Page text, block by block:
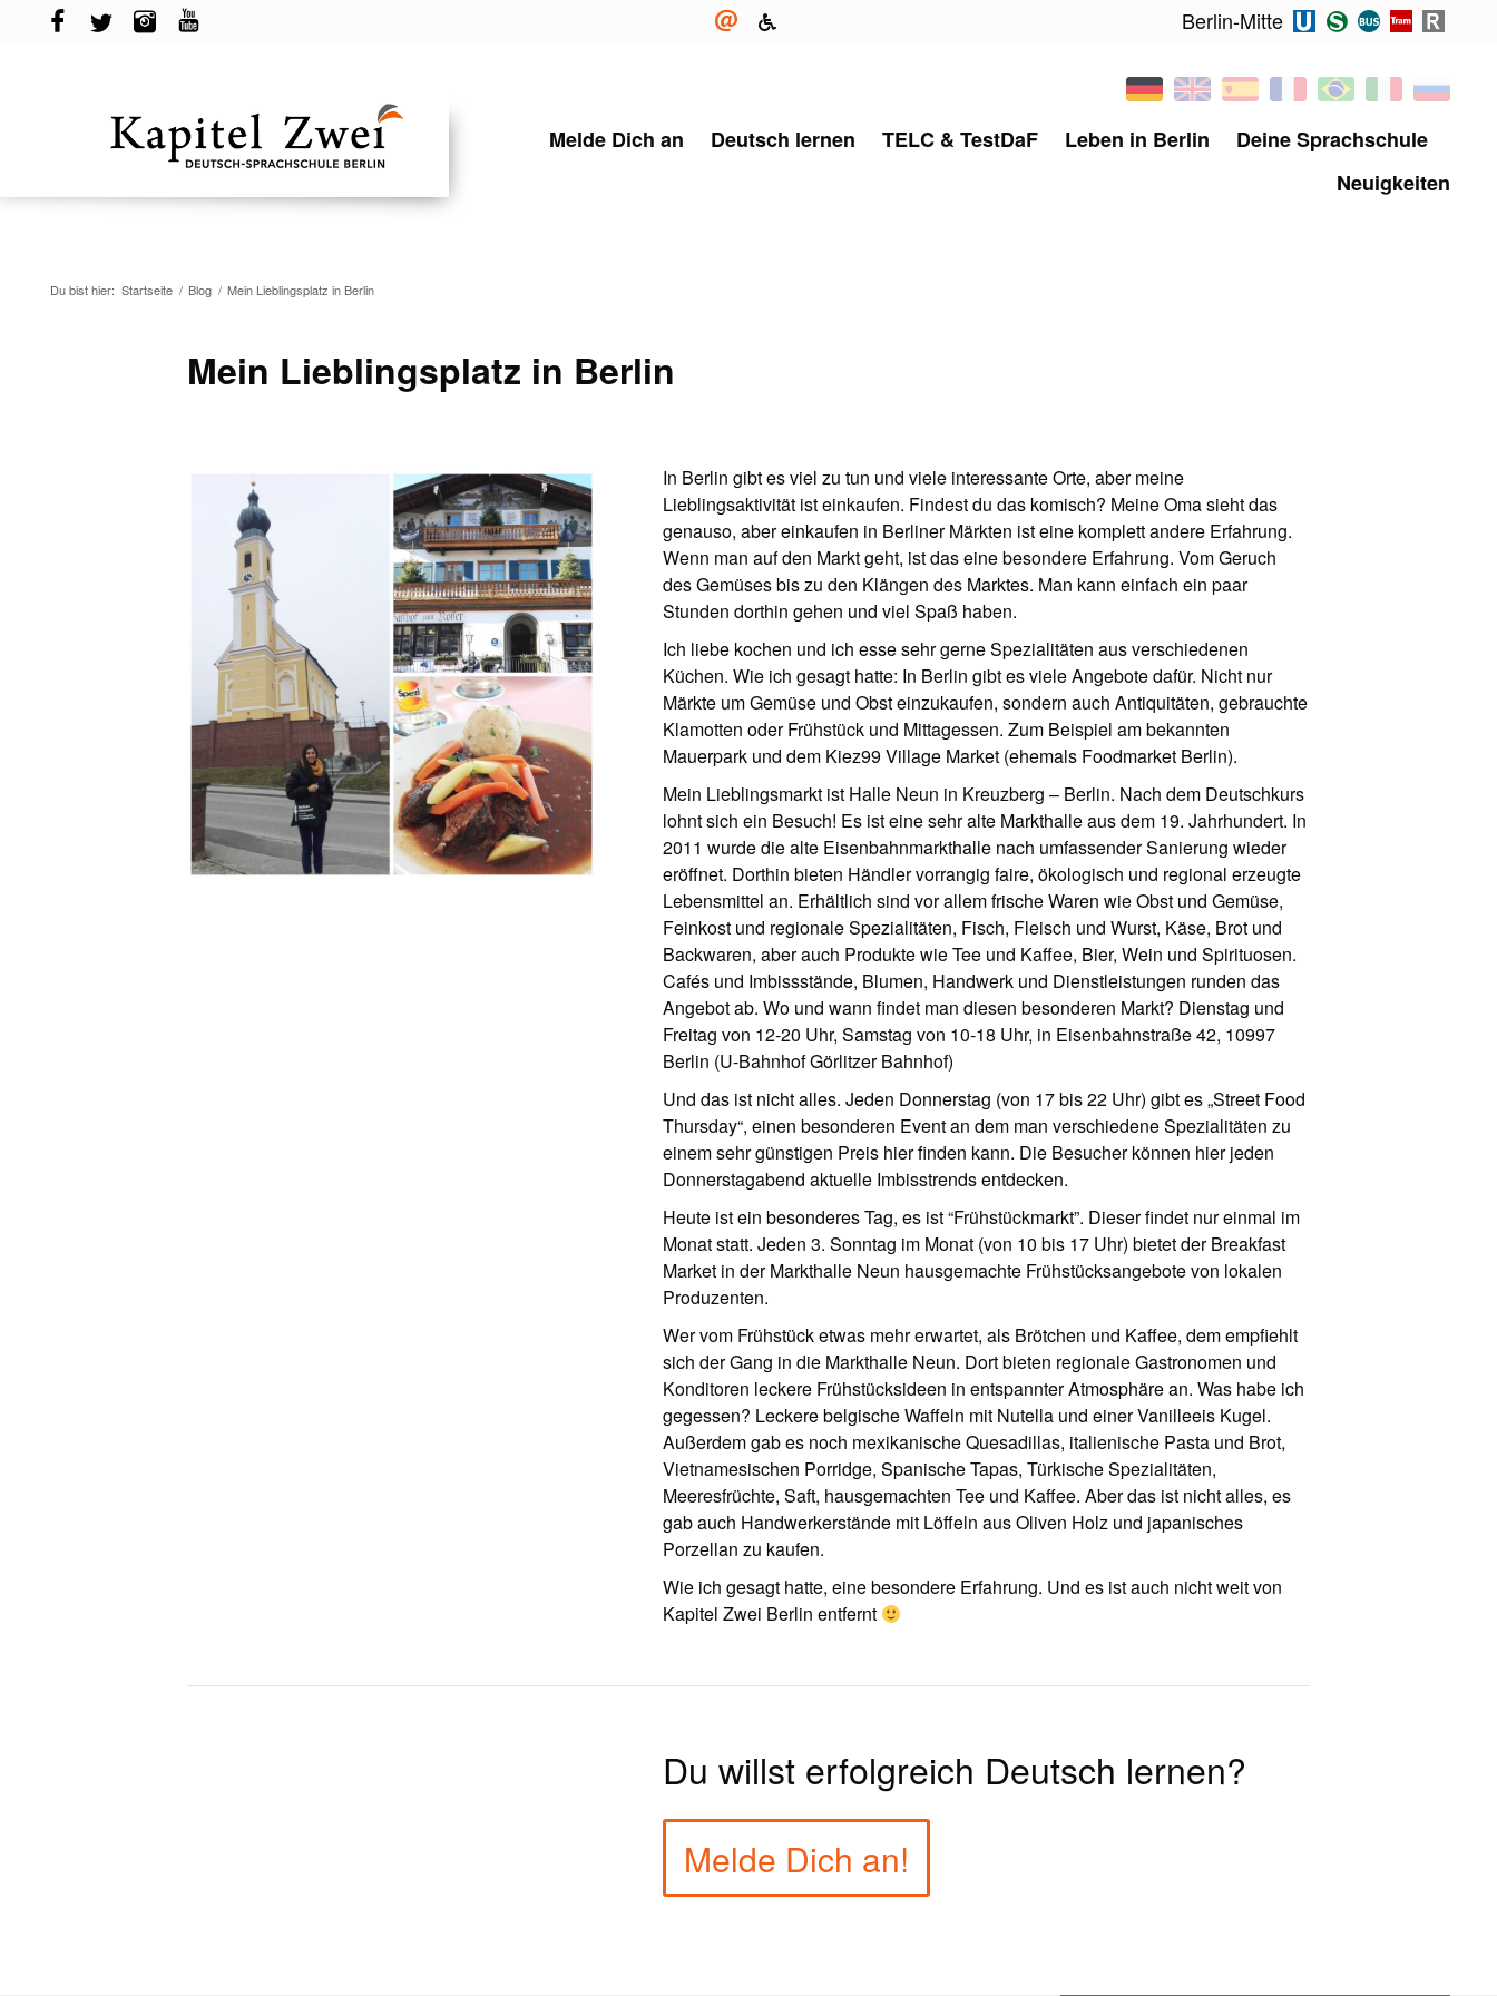
Berlin-Mitte
Melde Dich an Deutsch lernen TELC & TestDaF Leben in Berlin
Deine Sprachschule
Neuigkeiten
Du bist hier: Startseite / Blog / Mein Lieblingsplatz in Berlin
Mein Lieblingsplatz in Berlin
In Berlin gibt es viel zu tun und viele interessante Orte, aber meine
Lieblingsaktivität ist einkaufen. Findest du das komisch? Meine Oma sieht das
genauso, aber einkaufen in Berliner Märkten ist eine komplett andere Erfahrung.
Wenn man auf den Markt geht, ist das eine besondere Erfahrung. Vom Geruch
des Gemüses bis zu den Klängen des Marktes. Man kann einfach ein paar
Stunden dorthin gehen und viel Spaß haben.
Ich liebe kochen und ich esse sehr gerne Spezialitäten aus verschiedenen
Küchen. Wie ich gesagt hatte: In Berlin gibt es viele Angebote dafür. Nicht nur
Märkte um Gemüse und Obst einzukaufen, sondern auch Antiquitäten, gebrauchte
Klamotten oder Frühstück und Mittagessen. Zum Beispiel am bekannten
Mauerpark und dem Kiez99 Village Market (ehemals Foodmarket Berlin).
Mein Lieblingsmarkt ist Halle Neun in Kreuzberg – Berlin. Nach dem Deutschkurs
lohnt sich ein Besuch! Es ist eine sehr alte Markthalle aus dem 19. Jahrhundert. In
2011 wurde die alte Eisenbahnmarkthalle nach umfassender Sanierung wieder
eröffnet. Dorthin bieten Händler vorrangig faire, ökologisch und regional erzeugte
Lebensmittel an. Erhältlich sind vor allem frische Waren wie Obst und Gemüse,
Feinkost und regionale Spezialitäten, Fisch, Fleisch und Wurst, Käse, Brot und
Backwaren, aber auch Produkte wie Tee und Kaffee, Bier, Wein und Spirituosen.
Cafés und Imbissstände, Blumen, Handwerk und Dienstleistungen runden das
Angebot ab. Wo und wann findet man diesen besonderen Markt? Dienstag und
Freitag von 12-20 Uhr, Samstag von 10-18 Uhr, in Eisenbahnstraße 42, 10997
Berlin (U-Bahnhof Görlitzer Bahnhof)
Und das ist nicht alles. Jeden Donnerstag (von 17 bis 22 Uhr) gibt es „Street Food
Thursday“, einen besonderen Event an dem man verschiedene Spezialitäten zu
einem sehr günstigen Preis hier finden kann. Die Besucher können hier jeden
Donnerstagabend aktuelle Imbisstrends entdecken.
Heute ist ein besonderes Tag, es ist “Frühstückmarkt”. Dieser findet nur einmal im
Monat statt. Jeden 3. Sonntag im Monat (von 10 bis 17 Uhr) bietet der Breakfast
Market in der Markthalle Neun hausgemachte Frühstücksangebote von lokalen
Produzenten.
Wer vom Frühstück etwas mehr erwartet, als Brötchen und Kaffee, dem empfiehlt
sich der Gang in die Markthalle Neun. Dort bieten regionale Gastronomen und
Konditoren leckere Frühstücksideen in entspannter Atmosphäre an. Was habe ich
gegessen? Leckere belgische Waffeln mit Nutella und einer Vanilleeis Kugel.
Außerdem gab es noch mexikanische Quesadillas, italienische Pasta und Brot,
Vietnamesischen Porridge, Spanische Tapas, Türkische Spezialitäten,
Meeresfrüchte, Saft, hausgemachten Tee und Kaffee. Aber das ist nicht alles, es
gab auch Handwerkerstände mit Löffeln aus Oliven Holz und japanisches
Porzellan zu kaufen.
Wie ich gesagt hatte, eine besondere Erfahrung. Und es ist auch nicht weit von
Kapitel Zwei Berlin entfernt
Du willst erfolgreich Deutsch lernen?
Melde Dich an!